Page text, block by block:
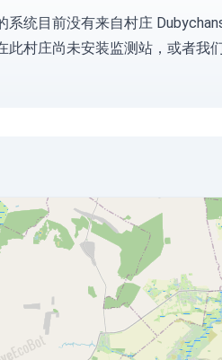
系统目前没有来自村庄
此村庄尚未安装监测站，或者我